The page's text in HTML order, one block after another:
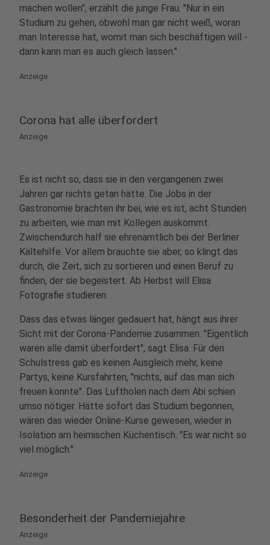
machen wollen", erzählt die junge Frau. "Nur in ein
Studium zu gehen, obwohl man gar nicht weiß, woran
man Interesse hat, womit man sich beschäftigen will -
dann kann man es auch gleich lassen."
Anzeige
Corona hat alle überfordert
Anzeige
Es ist nicht so, dass sie in den vergangenen zwei
Jahren gar nichts getan hätte. Die Jobs in der
Gastronomie brachten ihr bei, wie es ist, acht Stunden
zu arbeiten, wie man mit Kollegen auskommt.
Zwischendurch half sie ehrenamtlich bei der Berliner
Kältehilfe. Vor allem brauchte sie aber, so klingt das
durch, die Zeit, sich zu sortieren und einen Beruf zu
finden, der sie begeistert. Ab Herbst will Elisa
Fotografie studieren.
Dass das etwas länger gedauert hat, hängt aus ihrer
Sicht mit der Corona-Pandemie zusammen. "Eigentlich
waren alle damit überfordert", sagt Elisa. Für den
Schulstress gab es keinen Ausgleich mehr, keine
Partys, keine Kursfahrten, "nichts, auf das man sich
freuen konnte". Das Luftholen nach dem Abi schien
umso nötiger. Hätte sofort das Studium begonnen,
wären das wieder Online-Kurse gewesen, wieder in
Isolation am heimischen Küchentisch. "Es war nicht so
viel möglich."
Anzeige
Besonderheit der Pandemiejahre
Anzeige